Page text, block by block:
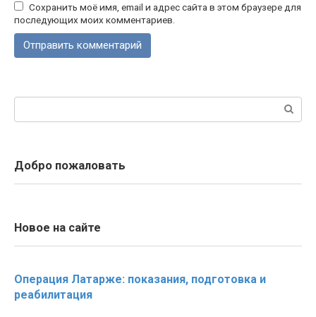
Сохранить моё имя, email и адрес сайта в этом браузере для
последующих моих комментариев.
Поиск:
Добро пожаловать
Новое на сайте
Операция Латарже: показания, подготовка и
реабилитация